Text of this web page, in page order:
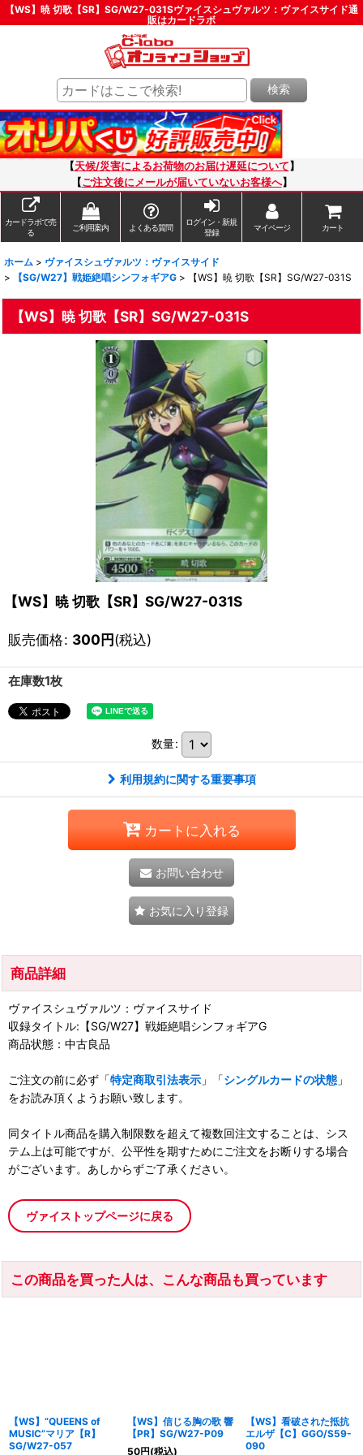
【WS】暁 切歌【SR】SG/W27-031Sヴァイスシュヴァルツ：ヴァイスサイド通
販はカードラボ
検索
【天候/災害によるお荷物のお届け遅延について 】
【ご注文後にメールが届いていないお客様へ】
カードラボで売
る
ご利用案内 よくある質問
ログイン・新規
登録
マイページ カート
ホーム > ヴァイスシュヴァルツ：ヴァイスサイド
>
【SG/W27】戦姫絶唱シンフォギアG > 【WS】暁 切歌【SR】SG/W27-031S
【WS】暁 切歌【SR】SG/W27-031S
【WS】暁 切歌【SR】SG/W27-031S
販売価格: 300円(税込)
在庫数1枚
数量:
利用規約に関する重要事項
カートに入れる
お問い合わせ
お気に入り登録
商品詳細
ヴァイスシュヴァルツ：ヴァイスサイド
収録タイトル:【SG/W27】戦姫絶唱シンフォギアG
商品状態：中古良品
ご注文の前に必ず「特定商取引法表示 」「シングルカードの状態 」
をお読み頂くようお願い致します。
同タイトル商品を購入制限数を超えて複数回注文することは、シス
テム上は可能ですが、公平性を期すためにご注文をお断りする場合
がございます。あしからずご了承ください。
ヴァイストップページに戻る
この商品を買った人は、こんな商品も買っています
【WS】“QUEENS of
MUSIC”マリア【R】
SG/W27-057
【WS】信じる胸の歌 響
【PR】SG/W27-P09
50円(税込)
【WS】看破された抵抗
エルザ【C】GGO/S59-
090